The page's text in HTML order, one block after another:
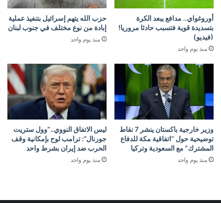
أوروغواي.. مدافع يبعد الكرة
بتسديدة قوية فتسبب حادثا مروريا!
(فيديو)
منذ يوم واحد
حزب الله يتهم إسرائيل بتنفيذ عملية
إبادة من نوع مختلف في جنوب لبنان
منذ يوم واحد
وزير خارجية باكستان ينشر 7 نقاط
توضيحية حول “اتفاقية مكة للدفاع
المشترك” مع السعودية وتركيا
منذ يوم واحد
ليس الاتفاق النووي..”وول ستريت
جورنال”: ترامب لوح بإمكانية وقف
الحرب ضد إيران بشرط واحد
منذ يوم واحد